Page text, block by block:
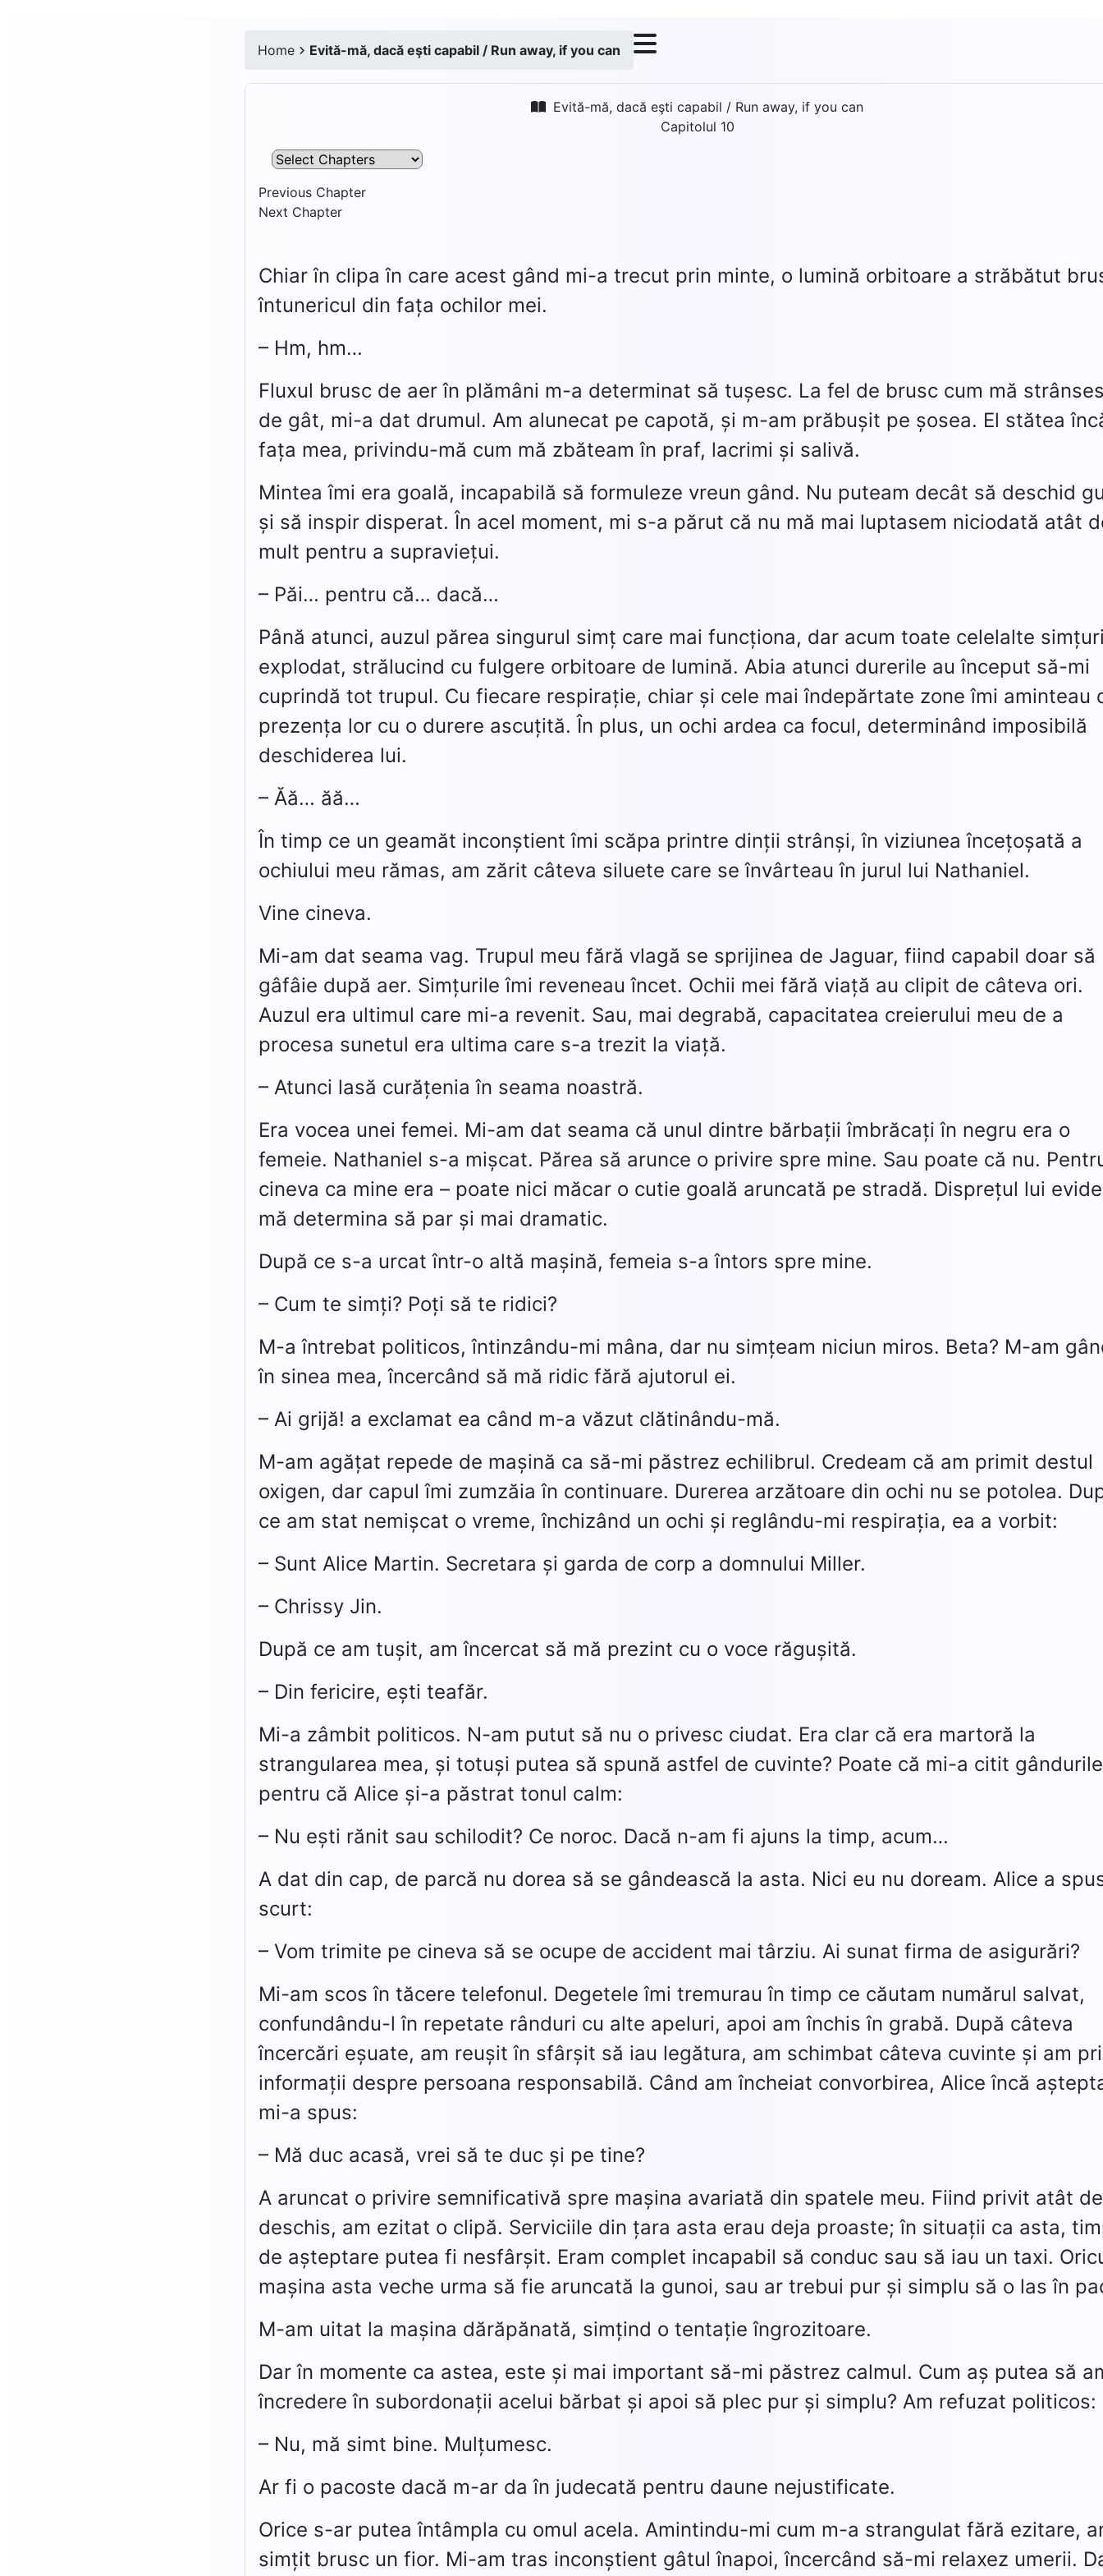
Home Evită-mă, dacă eşti capabil / Run away, if you can
Evită-mă, dacă eşti capabil / Run away, if you can
Capitolul 10
Previous Chapter
Next Chapter
Chiar în clipa în care acest gând mi-a trecut prin minte, o lumină orbitoare a străbătut
întunericul din fața ochilor mei.
– Hm, hm…
Fluxul brusc de aer în plămâni m-a determinat să tușesc. La fel de brusc cum mă
de gât, mi-a dat drumul. Am alunecat pe capotă, și m-am prăbușit pe șosea. El stătea
fața mea, privindu-mă cum mă zbăteam în praf, lacrimi și salivă.
Mintea îmi era goală, incapabilă să formuleze vreun gând. Nu puteam decât să deschid
și să inspir disperat. În acel moment, mi s-a părut că nu mă mai luptasem niciodată atât
mult pentru a supraviețui.
– Păi… pentru că… dacă…
Până atunci, auzul părea singurul simț care mai funcționa, dar acum toate celelalte
explodat, strălucind cu fulgere orbitoare de lumină. Abia atunci durerile au început să-mi
cuprindă tot trupul. Cu fiecare respirație, chiar și cele mai îndepărtate zone îmi aminteau
prezența lor cu o durere ascuțită. În plus, un ochi ardea ca focul, determinând imposibilă
deschiderea lui.
– Ăă… ăă…
În timp ce un geamăt inconștient îmi scăpa printre dinții strânși, în viziunea încețoșată a
ochiului meu rămas, am zărit câteva siluete care se învârteau în jurul lui Nathaniel.
Vine cineva.
Mi-am dat seama vag. Trupul meu fără vlagă se sprijinea de Jaguar, fiind capabil doar să
gâfâie după aer. Simțurile îmi reveneau încet. Ochii mei fără viață au clipit de câteva ori.
Auzul era ultimul care mi-a revenit. Sau, mai degrabă, capacitatea creierului meu de a
procesa sunetul era ultima care s-a trezit la viață.
– Atunci lasă curățenia în seama noastră.
Era vocea unei femei. Mi-am dat seama că unul dintre bărbații îmbrăcați în negru era o
femeie. Nathaniel s-a mișcat. Părea să arunce o privire spre mine. Sau poate că nu.
cineva ca mine era – poate nici măcar o cutie goală aruncată pe stradă. Disprețul lui
mă determina să par și mai dramatic.
După ce s-a urcat într-o altă mașină, femeia s-a întors spre mine.
– Cum te simți? Poți să te ridici?
M-a întrebat politicos, întinzându-mi mâna, dar nu simțeam niciun miros. Beta? M-am
în sinea mea, încercând să mă ridic fără ajutorul ei.
– Ai grijă! a exclamat ea când m-a văzut clătinându-mă.
M-am agățat repede de mașină ca să-mi păstrez echilibrul. Credeam că am primit destul
oxigen, dar capul îmi zumzăia în continuare. Durerea arzătoare din ochi nu se potolea.
ce am stat nemișcat o vreme, închizând un ochi și reglându-mi respirația, ea a vorbit:
– Sunt Alice Martin. Secretara și garda de corp a domnului Miller.
– Chrissy Jin.
După ce am tușit, am încercat să mă prezint cu o voce răgușită.
– Din fericire, ești teafăr.
Mi-a zâmbit politicos. N-am putut să nu o privesc ciudat. Era clar că era martoră la
strangularea mea, și totuși putea să spună astfel de cuvinte? Poate că mi-a citit
pentru că Alice și-a păstrat tonul calm:
– Nu ești rănit sau schilodit? Ce noroc. Dacă n-am fi ajuns la timp, acum…
A dat din cap, de parcă nu dorea să se gândească la asta. Nici eu nu doream. Alice a
scurt:
– Vom trimite pe cineva să se ocupe de accident mai târziu. Ai sunat firma de asigurări?
Mi-am scos în tăcere telefonul. Degetele îmi tremurau în timp ce căutam numărul salvat,
confundându-l în repetate rânduri cu alte apeluri, apoi am închis în grabă. După câteva
încercări eșuate, am reușit în sfârșit să iau legătura, am schimbat câteva cuvinte și am
informații despre persoana responsabilă. Când am încheiat convorbirea, Alice încă
mi-a spus:
– Mă duc acasă, vrei să te duc și pe tine?
A aruncat o privire semnificativă spre mașina avariată din spatele meu. Fiind privit atât de
deschis, am ezitat o clipă. Serviciile din țara asta erau deja proaste; în situații ca asta,
de așteptare putea fi nesfârșit. Eram complet incapabil să conduc sau să iau un taxi.
mașina asta veche urma să fie aruncată la gunoi, sau ar trebui pur și simplu să o las în
M-am uitat la mașina dărăpănată, simțind o tentație îngrozitoare.
Dar în momente ca astea, este și mai important să-mi păstrez calmul. Cum aș putea să
încredere în subordonații acelui bărbat și apoi să plec pur și simplu? Am refuzat politicos:
– Nu, mă simt bine. Mulțumesc.
Ar fi o pacoste dacă m-ar da în judecată pentru daune nejustificate.
Orice s-ar putea întâmpla cu omul acela. Amintindu-mi cum m-a strangulat fără ezitare,
simțit brusc un fior. Mi-am tras inconștient gâtul înapoi, încercând să-mi relaxez umerii.